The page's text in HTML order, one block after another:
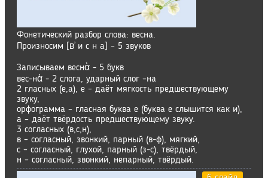
Фонетический разбор слова: весна.
Произносим [в҆ и с н а] – 5 звуков
Записываем веснὰ - 5 букв
вес-нὰ - 2 слога, ударный слог –на
2 гласных (е,а), е – даёт мягкость предшествующему
звуку,
орфограмма – гласная буква е (буква е слышится как и),
а – даёт твёрдость предшествующему звуку.
3 согласных (в,с,н),
в – согласный, звонкий, парный (в-ф), мягкий,
с – согласный, глухой, парный (з-с), твёрдый,
н – согласный, звонкий, непарный, твёрдый.